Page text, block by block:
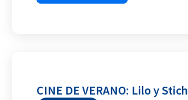
CINE DE VERANO: Lilo y Stich